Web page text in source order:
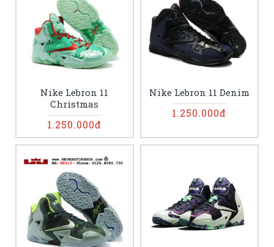
Nike Lebron 11
Christmas
1.250.000đ
Nike Lebron 11 Denim
1.250.000đ